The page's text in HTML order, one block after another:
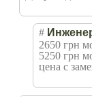
#
2650 грн
5250 грн
цена с